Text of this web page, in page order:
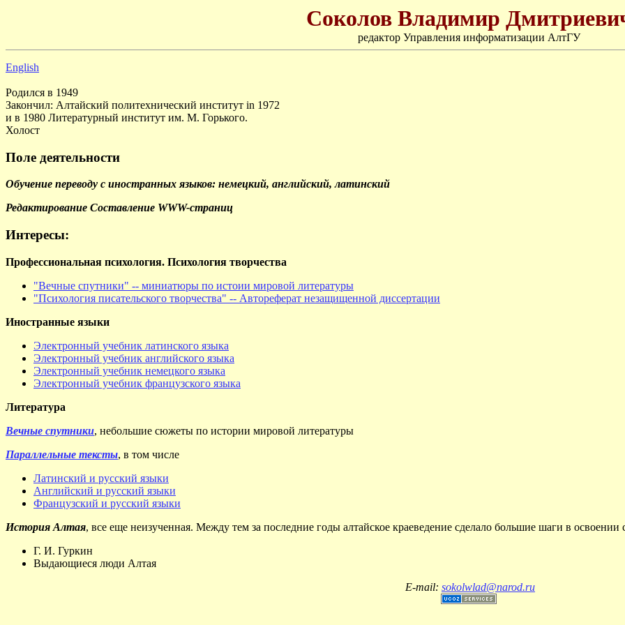
Соколов Владимир
редактор Управления информатизации АлтГУ
English
Родился в 1949
Закончил: Алтайский политехнический институт in 1972
и в 1980 Литературный институт им. М. Горького.
Холост
Поле деятельности
Обучение переводу с иностранных языков: немецкий, английский, латинский
Редактирование Составление WWW-страниц
Интересы:
Профессиональная психология. Психология творчества
"Вечные спутники" -- миниатюры по истоии мировой литературы
"Психология писательского творчества" -- Автореферат незащищенной диссертации
Иностранные языки
Электронный учебник латинского языка
Электронный учебник английского языка
Электронный учебник немецкого языка
Электронный учебник французского языка
Литература
Вечные спутники, небольшие сюжеты по истории мировой литературы
Параллельные тексты, в том числе
Латинский и русский языки
Английский и русский языки
Французский и русский языки
История Алтая, все еще неизученная. Между тем за последние годы алтайское краеведение сделало большие шаги в освоении
Г. И. Гуркин
Выдающиеся люди Алтая
E-mail: sokolwlad@narod.ru